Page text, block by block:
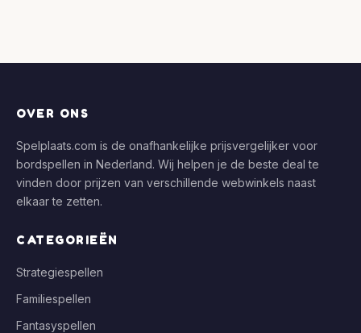
OVER ONS
Spelplaats.com is de onafhankelijke prijsvergelijker voor
bordspellen in Nederland. Wij helpen je de beste deal te
vinden door prijzen van verschillende webwinkels naast
elkaar te zetten.
CATEGORIEËN
Strategiespellen
Familiespellen
Fantasyspellen